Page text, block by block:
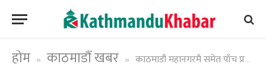
होम » काठमाडौं खबर » काठमाडौं महानगरमै समेत पाँच प्रतिशत निरक्षर